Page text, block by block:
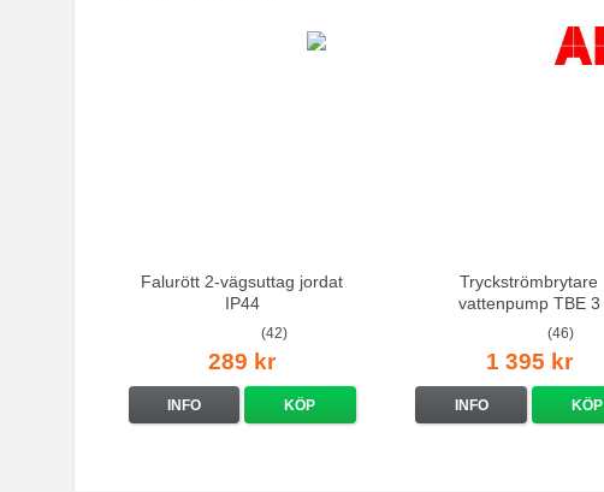
Falurött 2-vägsuttag jordat
IP44
(42)
289 kr
INFO KÖP
Tryckströmbrytare
vattenpump TBE 3
(46)
1 395 kr
INFO KÖP